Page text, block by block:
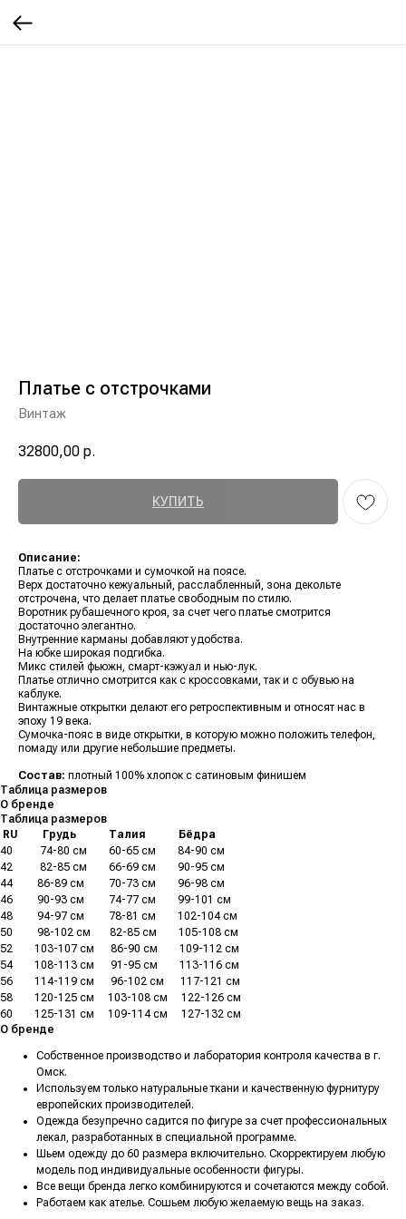
Платье с отстрочками
Винтаж
32800,00 р.
КУПИТЬ
Описание:
Платье с отстрочками и сумочкой на поясе.
Верх достаточно кежуальный, расслабленный, зона декольте
отстрочена, что делает платье свободным по стилю.
Воротник рубашечного кроя, за счет чего платье смотрится
достаточно элегантно.
Внутренние карманы добавляют удобства.
На юбке широкая подгибка.
Микс стилей фьюжн, смарт-кэжуал и нью-лук.
Платье отлично смотрится как с кроссовками, так и с обувью на
каблуке.
Винтажные открытки делают его ретроспективным и относят нас в
эпоху 19 века.
Сумочка-пояс в виде открытки, в которую можно положить телефон,
помаду или другие небольшие предметы.
Состав: плотный 100% хлопок с сатиновым финишем
Таблица размеров
О бренде
Таблица размеров
RU Грудь Талия
Бёдра
40
74-80 см 60-65 см
84-90 см
42
82-85 см 66-69 см
90-95 см
44......... 86-89 см 70-73 см
96-98 см
46
90-93 см 74-77 см
99-101 см
48
94-97 см 78-81 см
102-104 см
50
98-102 см 82-85 см
105-108 см
52
103-107 см 86-90 см
109-112 см
54........ 108-113 см 91-95 см
113-116 см
56
114-119 см 96-102 см
117-121 см
58
120-125 см 103-108 см
122-126 см
60
125-131 см 109-114 см
127-132 см
О бренде
Собственное производство и лаборатория контроля качества в г.
Омск.
Используем только натуральные ткани и качественную фурнитуру
европейских производителей.
Одежда безупречно садится по фигуре за счет профессиональных
лекал, разработанных в специальной программе.
Шьем одежду до 60 размера включительно. Скорректируем любую
модель под индивидуальные особенности фигуры.
Все вещи бренда легко комбинируются и сочетаются между собой.
Работаем как ателье. Сошьем любую желаемую вещь на заказ.